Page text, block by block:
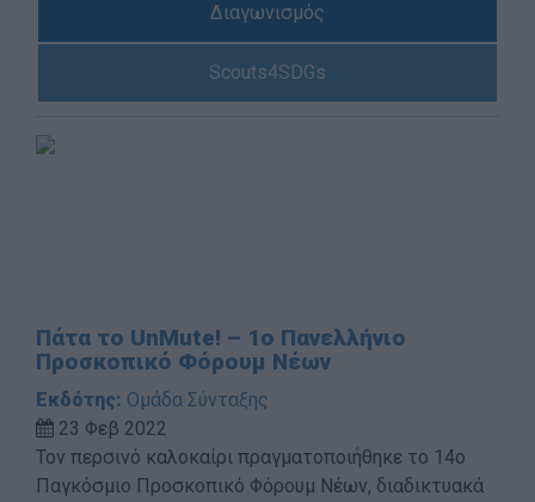
Διαγωνισμός
Scouts4SDGs
Πάτα το UnMute! – 1ο Πανελλήνιο
Προσκοπικό Φόρουμ Νέων
Εκδότης: Ομάδα Σύνταξης
23 Φεβ 2022
Τον περσινό καλοκαίρι πραγματοποιήθηκε το 14ο
Παγκόσμιο Προσκοπικό Φόρουμ Νέων, διαδικτυακά